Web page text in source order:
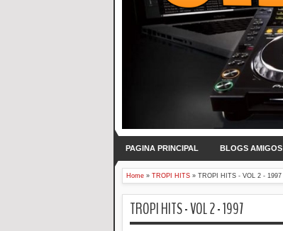
PAGINA PRINCIPAL BLOGS AMIGOS
Home » TROPI HITS » TROPI HITS - VOL 2 - 1997
TROPI HITS - VOL 2 - 1997